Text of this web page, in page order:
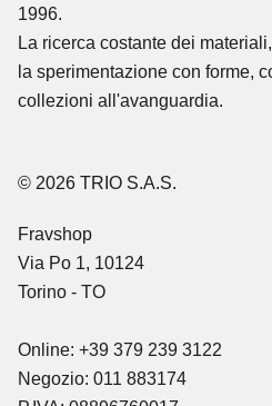
1996.
La ricerca costante dei
la sperimentazione con forme,
collezioni all'avanguardia.
© 2026 TRIO S.A.S.
Fravshop
Via Po 1, 10124
Torino - TO
Online: +39 379 239 3122
Negozio: 011 883174